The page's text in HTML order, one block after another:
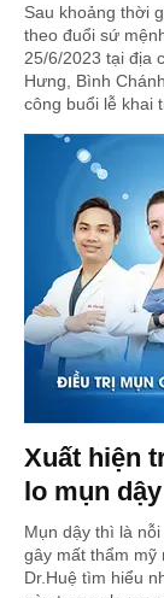
Sau khoảng thời
theo đuổi sứ
25/6/2023 tại địa
Hưng, Bình
công buổi lễ khai
Xuất hiện
lo mụn
Mụn dậy thì là
gây mất thẩm mỹ
Dr.Huệ tìm hiểu